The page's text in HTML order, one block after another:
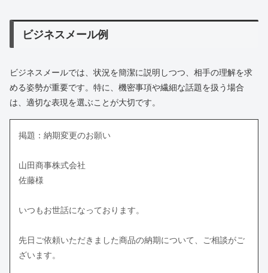
ビジネスメール例
ビジネスメールでは、状況を簡潔に説明しつつ、相手の理解を求
める姿勢が重要です。特に、機密事項や繊細な話題を扱う場合
は、適切な表現を選ぶことが大切です。
掲題：納期変更のお願い
山田商事株式会社
佐藤様
いつもお世話になっております。
先日ご依頼いただきました商品の納期について、ご相談がご
ざいます。